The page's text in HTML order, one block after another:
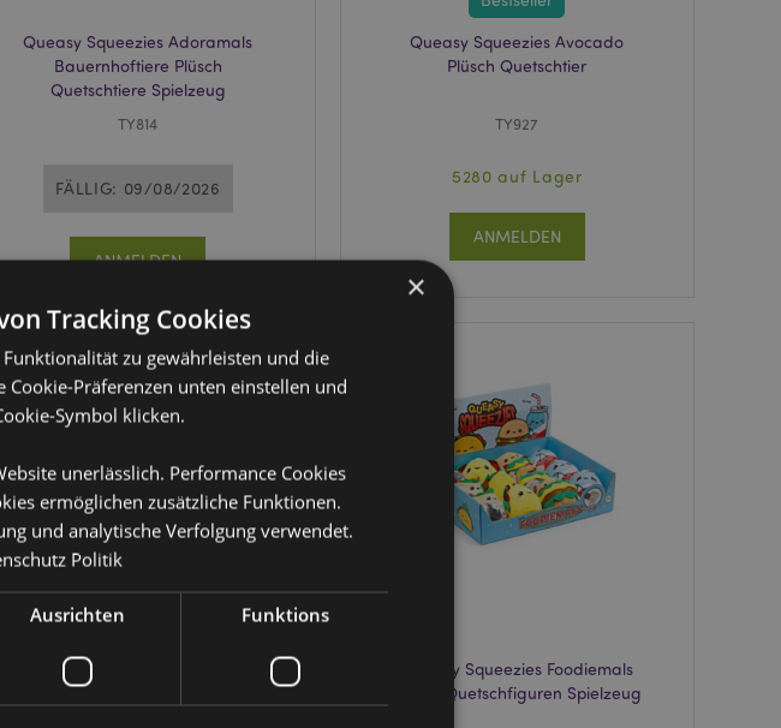
Queasy Squeezies Adoramals
Bauernhoftiere Plüsch
Quetschtiere Spielzeug
TY814
FÄLLIG: 09/08/2026
ANMELDEN
Queasy Squeezies Avocado
Plüsch Quetschtier
TY927
5280 auf Lager
ANMELDEN
Queasy Squeezies Highland Coo
Kuh Plüsch Quetschtier
Queasy Squeezies Foodiemals
Plüsch Quetschfiguren Spielzeug
×
Tracking Cookies
zu gewährleisten und die
Präferenzen unten einstellen und
Symbol klicken.
unerlässlich. Performance Cookies
ermöglichen zusätzliche Funktionen.
und analytische Verfolgung verwendet.
Politik
Ausrichten Funktions